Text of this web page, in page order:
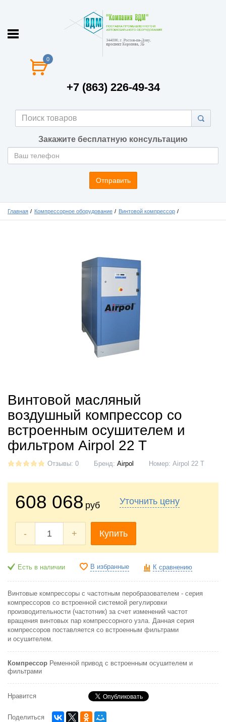
0
+7 (863) 226-49-34
Закажите бесплатную консультацию
Отправить
Главная Компрессорное оборудование Винтовой компрессор
Винтовой масляный
воздушный компрессор со
встроенным осушителем и
фильтром Airpol 22 T
Отзывы: 0 Бренд: Аirроl Номер: Airpol 22 T
608 068 руб
- + Купить
Уточнить цену
Есть в наличии В избранные К сравнению
Винтовые компрессоры с частотным перобразователем - серия
компрессоров со встроенной системой регулировки
производительности (частотник) за счет изменений частот
вращения винтовых пар компрессорного узла. Данная серия
компрессоров поставляется со встроенным фильтрами
и осушителем.
Компрессор Ременной привод с встроенным осушителем и
фильтрами
Нравится
Поделиться